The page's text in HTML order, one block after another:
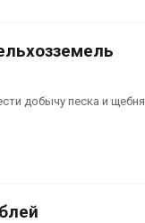
добычу песка и щебня